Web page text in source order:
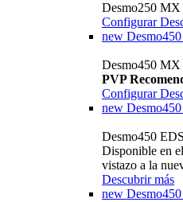
Desmo250 MX
Configurar
new
Desmo450 MX
PVP
Configurar
new
Desmo450 EDS
Disponible en
vistazo a la
Descubrir más
new